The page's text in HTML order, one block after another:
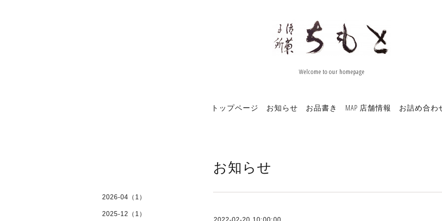
Welcome to our homepage
トップページ お知らせ お品書き MAP 店舗情報 お詰め合わ
お知らせ
2026-04（1）
2025-12（1）